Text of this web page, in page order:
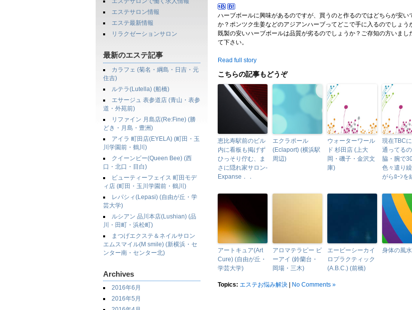
エステサロン情報
エステ最新情報
リラクゼーションサロン
最新のエステ記事
カラフェ (菊名・綱島・日吉・元
住吉)
ルテラ(Lutella) (船橋)
エサージュ 表参道店 (青山・表参
道・外苑前)
リファイン 月島店(Re:Fine) (勝
どき・月島・豊洲)
アイラ 町田店(EYELA) (町田・玉
川学園前・鶴川)
クイーンビー(Queen Bee) (西
口・北口・目白)
ビューティーフェイス 町田モデ
ィ店 (町田・玉川学園前・鶴川)
レパシィ(Lepasi) (自由が丘・学
芸大学)
ルシアン 品川本店(Lushian) (品
川・田町・浜松町)
まつげエクステ＆ネイルサロン
エムスマイル(M smile) (新横浜・セ
ンター南・センター北)
Archives
2016年6月
2016年5月
ハーブボールに興味があるのですが、買うのと作るのではどちらが安い
か？ポンツク生姜などのアジアンハーブってどこで手に入るのでしょう
既製の安いハーブボールは品質が劣るのでしょうか？ご存知の方いまし
て下さい。
Read full story
こちらの記事もどうぞ
恵比寿駅前のビル
内に看板も掲げず
ひっそり佇む、ま
さに隠れ家サロン-
Expanse．．
エクラポール
(Eclaport) (横浜駅
周辺)
ウォーターワール
ド 杉田店 (上大
岡・磯子・金沢文
庫)
現在TBC
通ってる
脇・腕で
色々遣り
がらﾛｰﾝ
アートキュア(Art
Cure) (自由が丘・
学芸大学)
アロマテラピー ビ
ーアイ (鈴蘭台・
岡場・三木)
エービーシーカイ
ロプラクティック
(A.B.C.) (前橋)
身体の風水
Topics: エステお悩み解決 No Comments »